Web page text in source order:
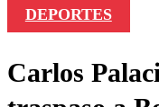
DEPORTES
Carlos